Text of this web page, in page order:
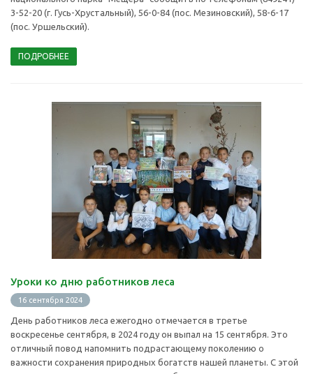
3-52-20 (г. Гусь-Хрустальный), 56-0-84 (пос. Мезиновский), 58-6-17
(пос. Уршельский).
ПОДРОБНЕЕ
Уроки ко дню работников леса
16 сентября 2024
День работников леса ежегодно отмечается в третье
воскресенье сентября, в 2024 году он выпал на 15 сентября. Это
отличный повод напомнить подрастающему поколению о
важности сохранения природных богатств нашей планеты. С этой